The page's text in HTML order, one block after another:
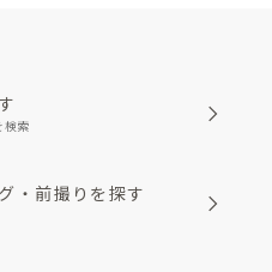
検索
・前撮りを探す